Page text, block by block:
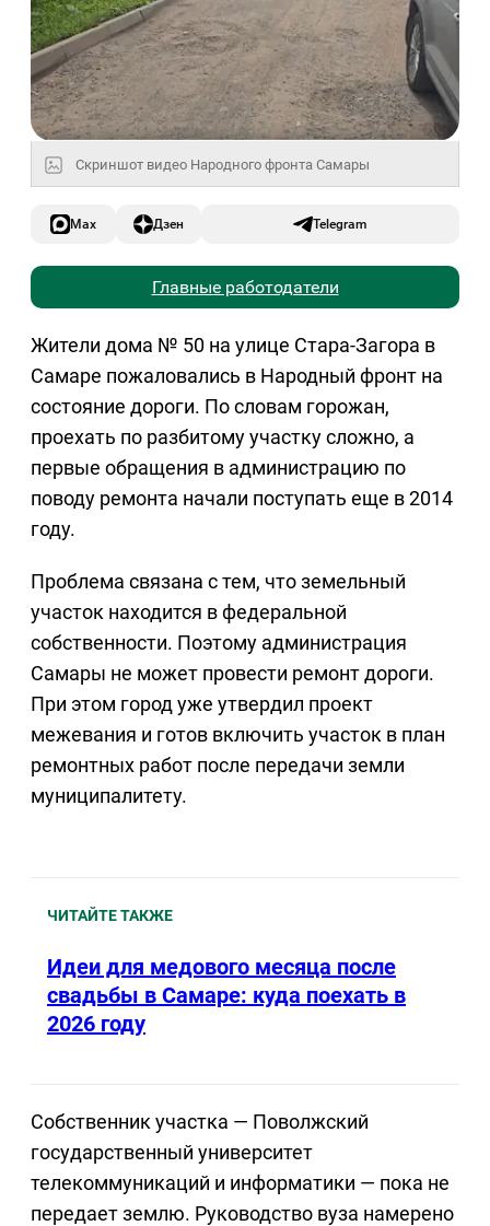
Скриншот видео Народного фронта Самары
Max Дзен Telegram
Главные работодатели
Жители дома № 50 на улице Стара-Загора в
Самаре пожаловались в Народный фронт на
состояние дороги. По словам горожан,
проехать по разбитому участку сложно, а
первые обращения в администрацию по
поводу ремонта начали поступать еще в 2014
году.
Проблема связана с тем, что земельный
участок находится в федеральной
собственности. Поэтому администрация
Самары не может провести ремонт дороги.
При этом город уже утвердил проект
межевания и готов включить участок в план
ремонтных работ после передачи земли
муниципалитету.
ЧИТАЙТЕ ТАКЖЕ
Идеи для медового месяца после
свадьбы в Самаре: куда поехать в
2026 году
Собственник участка — Поволжский
государственный университет
телекоммуникаций и информатики — пока не
передает землю. Руководство вуза намерено